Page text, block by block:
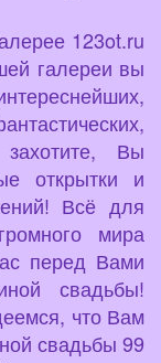
123ot.ru
галереи вы
Вы
открытки и
Всё для
мира
перед Вами
свадьбы!
что Вам
свадьбы 99